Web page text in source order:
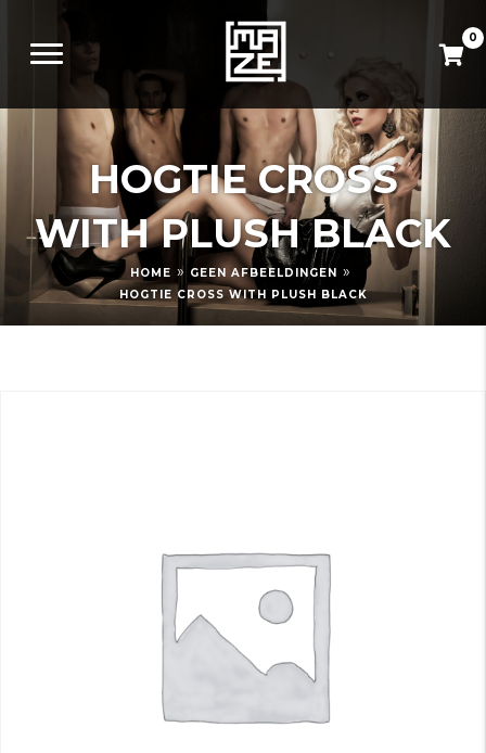
0
HOGTIE CROSS
WITH PLUSH BLACK
HOME » GEEN AFBEELDINGEN »
HOGTIE CROSS WITH PLUSH BLACK